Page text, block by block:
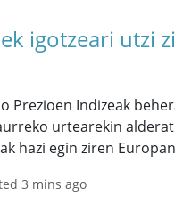
igotzeari utzi
Prezioen Indizeak
urtearekin
hazi egin ziren
3 mins ago